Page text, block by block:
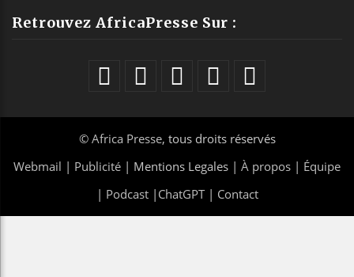
Retrouvez AfricaPresse Sur :
© Africa Presse, tous droits réservés
Webmail | Publicité | Mentions Legales | À propos | Équipe
| Podcast| ChatGPT| Contact